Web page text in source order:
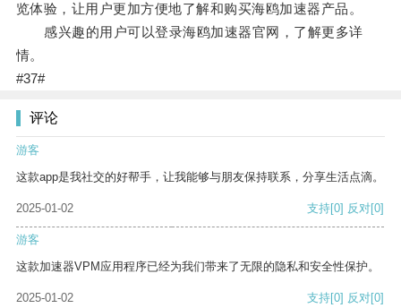
览体验，让用户更加方便地了解和购买海鸥加速器产品。
感兴趣的用户可以登录海鸥加速器官网，了解更多详
情。
#37#
评论
游客
这款app是我社交的好帮手，让我能够与朋友保持联系，分享生活点滴。
2025-01-02 支持[0] 反对[0]
游客
这款加速器VPM应用程序已经为我们带来了无限的隐私和安全性保护。
2025-01-02 支持[0] 反对[0]